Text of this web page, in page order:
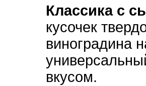
Классика с
кусочек
виноградина
вкусом.